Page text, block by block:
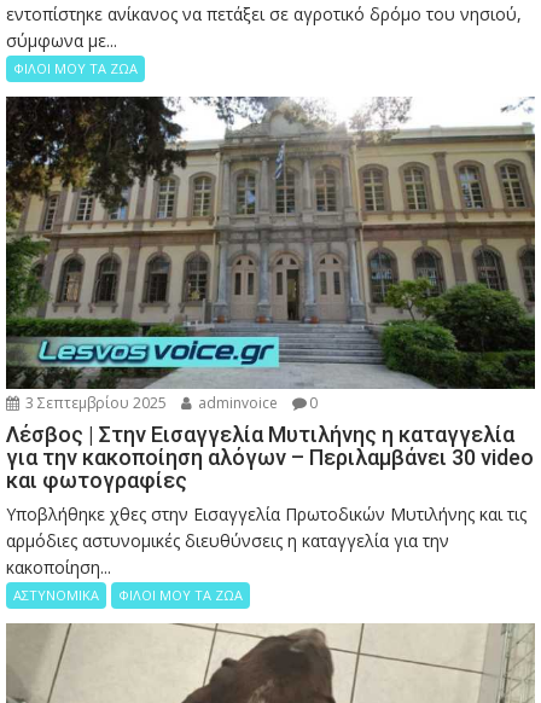
εντοπίστηκε ανίκανος να πετάξει σε αγροτικό δρόμο του νησιού,
σύμφωνα με...
ΦΙΛΟΙ ΜΟΥ ΤΑ ΖΩΑ
3 Σεπτεμβρίου 2025 adminvoice 0
Λέσβος | Στην Εισαγγελία Μυτιλήνης η καταγγελία
για την κακοποίηση αλόγων – Περιλαμβάνει 30 video
και φωτογραφίες
Υποβλήθηκε χθες στην Εισαγγελία Πρωτοδικών Μυτιλήνης και τις
αρμόδιες αστυνομικές διευθύνσεις η καταγγελία για την
κακοποίηση...
ΑΣΤΥΝΟΜΙΚΑ ΦΙΛΟΙ ΜΟΥ ΤΑ ΖΩΑ